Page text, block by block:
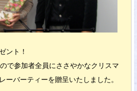
ント！
で参加者全員にささやかなクリスマ
ーバーティーを贈呈いたしました。